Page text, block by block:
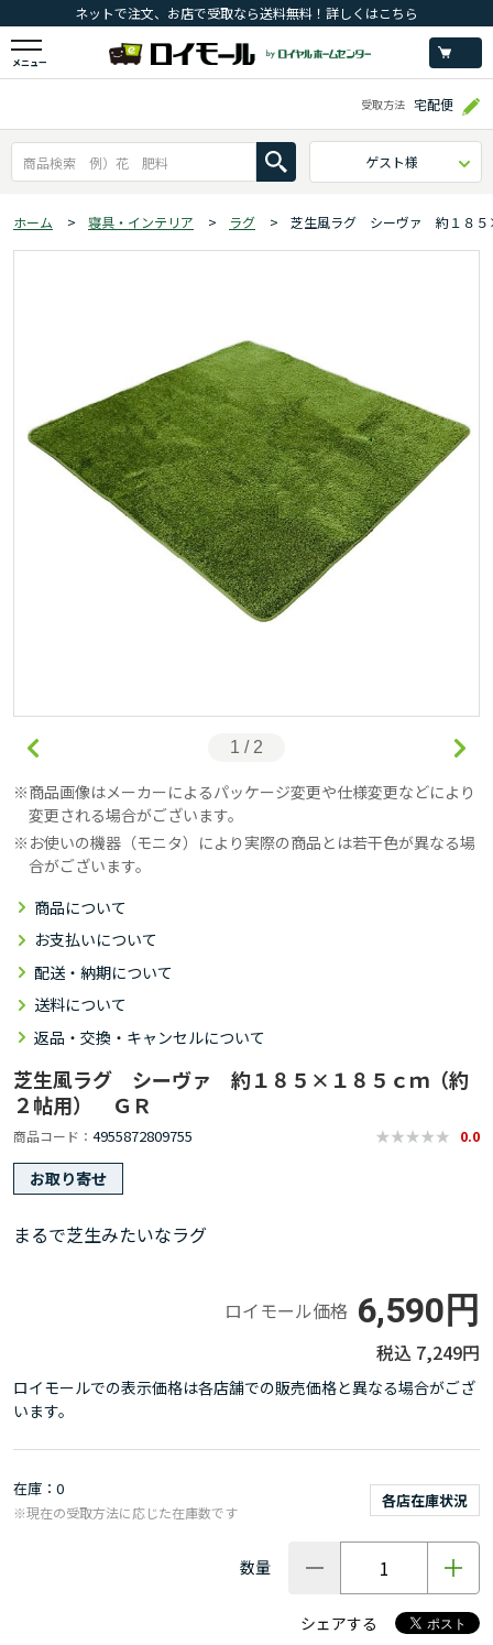
ネットで注文、お店で受取なら送料無料！詳しくはこちら
メニュー
受取方法 宅配便
ゲスト様
ホーム > 寝具・インテリア > ラグ > 芝生風ラグ シーヴァ 約１８
1 / 2
商品画像はメーカーによるパッケージ変更や仕様変更などにより
変更される場合がございます。
お使いの機器（モニタ）により実際の商品とは若干色が異なる場
合がございます。
商品について
お支払いについて
配送・納期について
送料について
返品・交換・キャンセルについて
芝生風ラグ シーヴァ 約１８５×１８５ｃｍ（約
２帖用） ＧＲ
商品コード 4955872809755 0.0
お取り寄せ
まるで芝生みたいなラグ
ロイモール価格 6,590円
7,249円
ロイモールでの表示価格は各店舗での販売価格と異なる場合がござ
います。
在庫 0
各店在庫状況
※現在の受取方法に応じた在庫数です
数量
シェアする